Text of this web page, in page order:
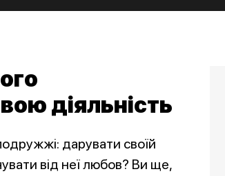
діяльність
дарувати своїй
від неї любов? Ви ще,